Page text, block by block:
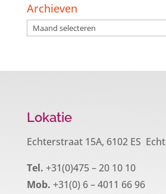
Archieven
Archieven
Lokatie
Echterstraat 15A, 6102 ES Echt
Tel. +31(0)475 – 20 10 10
Mob. +31(0) 6 – 4011 66 96